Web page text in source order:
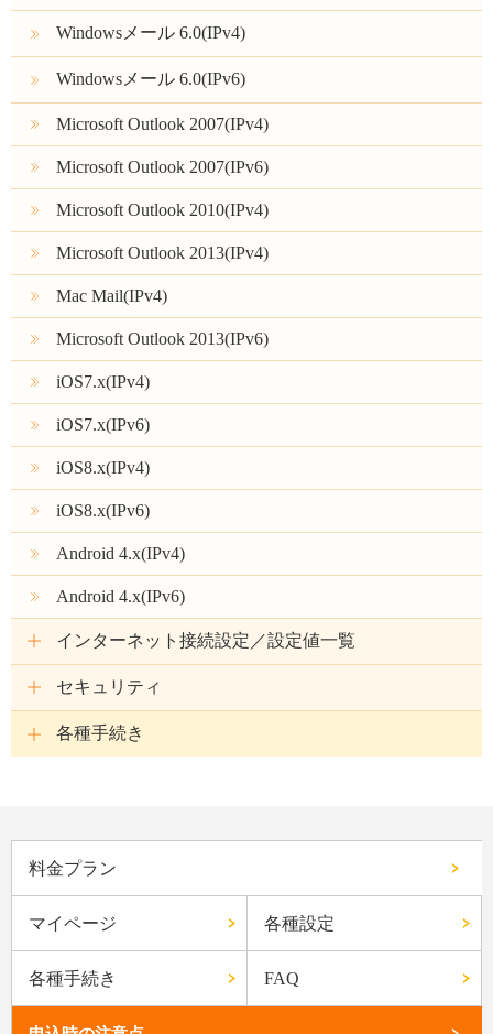
Windowsメール 6.0(IPv4)
Windowsメール 6.0(IPv6)
Microsoft Outlook 2007(IPv4)
Microsoft Outlook 2007(IPv6)
Microsoft Outlook 2010(IPv4)
Microsoft Outlook 2013(IPv4)
Mac Mail(IPv4)
Microsoft Outlook 2013(IPv6)
iOS7.x(IPv4)
iOS7.x(IPv6)
iOS8.x(IPv4)
iOS8.x(IPv6)
Android 4.x(IPv4)
Android 4.x(IPv6)
インターネット接続設定／設定値一覧
セキュリティ
各種手続き
料金プラン
マイページ 各種設定
各種手続き FAQ